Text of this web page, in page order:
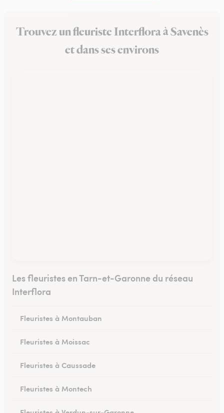
Trouvez un fleuriste Interflora à Savenès
et dans ses environs
Les fleuristes en Tarn-et-Garonne du réseau
Interflora
Fleuristes à Montauban
Fleuristes à Moissac
Fleuristes à Caussade
Fleuristes à Montech